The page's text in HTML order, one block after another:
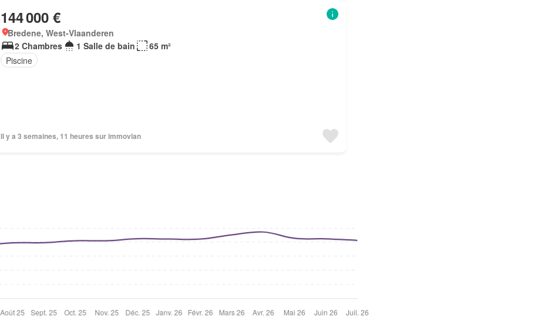
144 000 €
Bredene, West-Vlaanderen
2 Chambres
1 Salle de bain
65 m²
Piscine
Il y a 3 semaines, 11 heures sur immovlan